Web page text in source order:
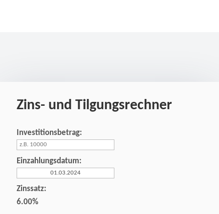
Zins- und Tilgungsrechner
Investitionsbetrag:
Einzahlungsdatum:
Zinssatz:
6.00%